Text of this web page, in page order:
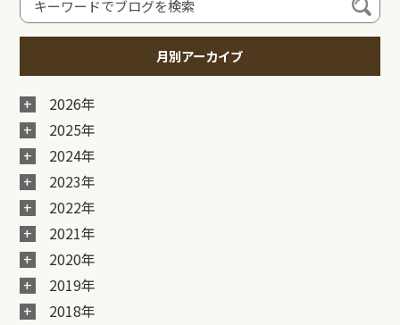
月別アーカイブ
2026年
2025年
2024年
2023年
2022年
2021年
2020年
2019年
2018年